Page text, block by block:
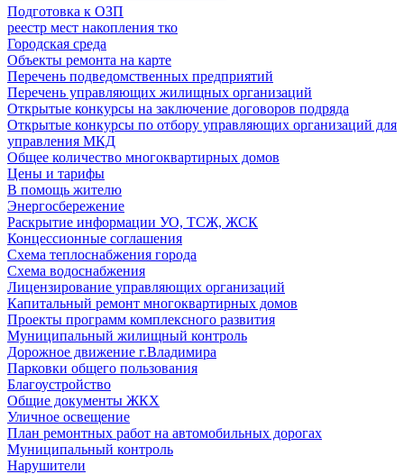
Подготовка к ОЗП
реестр мест накопления тко
Городская среда
Объекты ремонта на карте
Перечень подведомственных предприятий
Перечень управляющих жилищных организаций
Открытые конкурсы на заключение договоров подряда
Открытые конкурсы по отбору управляющих организаций для
управления МКД
Общее количество многоквартирных домов
Цены и тарифы
В помощь жителю
Энергосбережение
Раскрытие информации УО, ТСЖ, ЖСК
Концессионные соглашения
Схема теплоснабжения города
Схема водоснабжения
Лицензирование управляющих организаций
Капитальный ремонт многоквартирных домов
Проекты программ комплексного развития
Муниципальный жилищный контроль
Дорожное движение г.Владимира
Парковки общего пользования
Благоустройство
Общие документы ЖКХ
Уличное освещение
План ремонтных работ на автомобильных дорогах
Муниципальный контроль
Нарушители